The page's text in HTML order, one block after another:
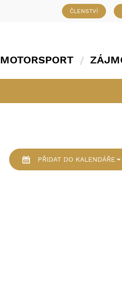
ČLENSTVÍ
MOTORSPORT
PŘIDATDO KALENDÁŘE